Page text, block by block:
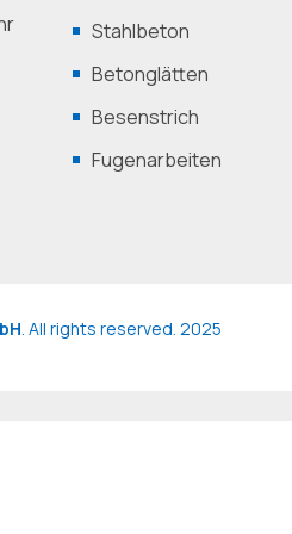
Stahlbeton
Betonglätten
Besenstrich
Fugenarbeiten
. All rights reserved. 2025